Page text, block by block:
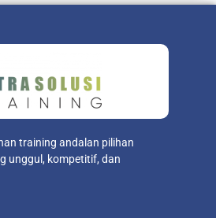
training andalan pilihan
unggul, kompetitif, dan